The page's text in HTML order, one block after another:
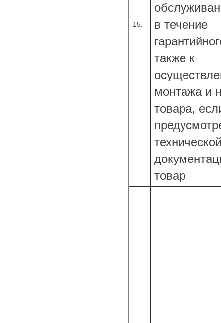
15.
в течение
также к
монтажа и
товара,
технической
товар